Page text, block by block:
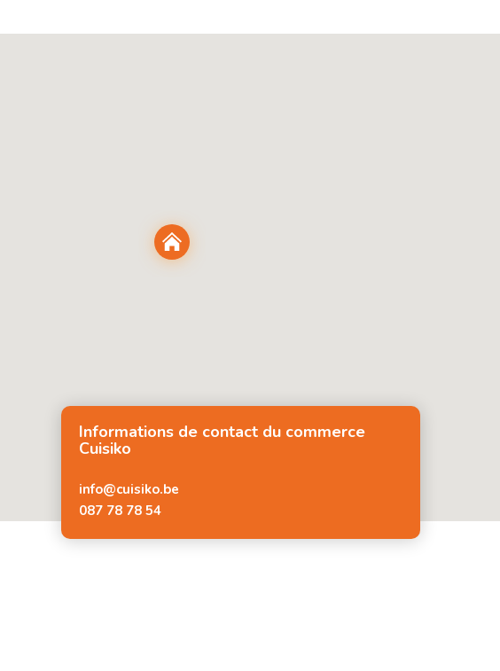
Informations de contact du commerce
Cuisiko
info@cuisiko.be
087 78 78 54